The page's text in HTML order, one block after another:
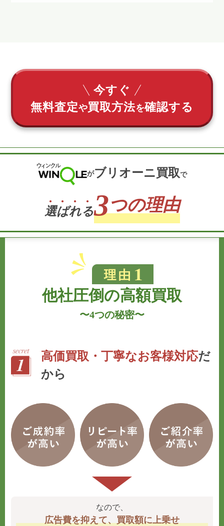
今すぐ
無料査定や買取方法を確認する
がブリオーニ買取で
選ばれる3つの理由
他社圧倒の高額買取
〜4つの秘密〜
高価買取・丁寧なお客様対応だ
から
なので、
広告費を抑えて、買取額に上乗せ